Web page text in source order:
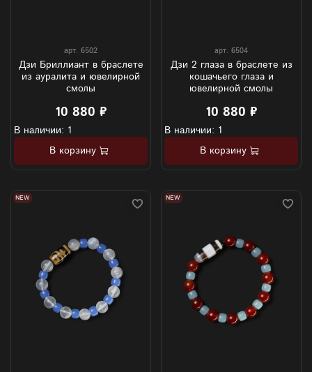
арт. 6502
Дзи Бриллиант в браслете
из ауралита и ювелирной
смолы
10 880 ₽
В наличии: 1
В корзину
арт. 6504
Дзи 2 глаза в браслете из
кошачьего глаза и
ювелирной смолы
10 880 ₽
В наличии: 1
В корзину
NEW NEW